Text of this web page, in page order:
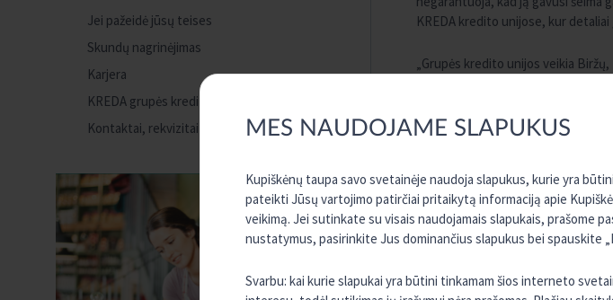
MES NAUDOJAME SLAPUKUS
Kupiškėnų taupa savo svetainėje naudoja slapukus, kurie yra
pateikti Jūsų vartojimo patirčiai pritaikytą informaciją apie
veikimą. Jei sutinkate su visais naudojamais slapukais, prašome
nustatymus, pasirinkite Jus dominančius slapukus bei spauskite
Svarbu: kai kurie slapukai yra būtini tinkamam šios interneto
KREDA kredito unijose, kur
„Grupės kredito unijos veikia
padėti jaunoms šeimoms įsikurti.
suprantame regionų specifiką,
nuostatai kaip ir kitoms
geriausią kliento situaciją
Kaip numatyta finansinės
kurį yra gauta subsidija.
turto perleisti tretiesiems
paraiškas, kuriomis
Jei pažeidė jūsų teises
Skundų nagrinėjimas
Karjera
KREDA grupės kredito unijos
Kontaktai, rekvizitai